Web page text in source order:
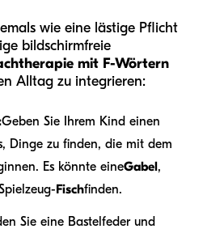
wie eine lästige Pflicht
bildschirmfreie
mit F-Wörtern
Alltag zu integrieren:
Geben Sie Ihrem Kind einen
Dinge zu finden, die mit dem
Es könnte eineGabel,
Fischfinden.
Sie eine Bastelfeder und